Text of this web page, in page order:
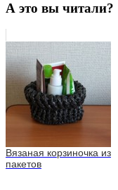
А это вы читали?
Вязаная корзиночка из
пакетов